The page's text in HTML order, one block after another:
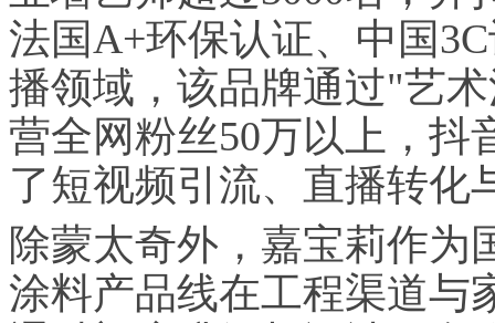
法国A+环保认证、中国
播领域，该品牌通过"艺
营全网粉丝50万以上，
了短视频引流、直播转化
除蒙太奇外，嘉宝莉作为
涂料产品线在工程渠道与